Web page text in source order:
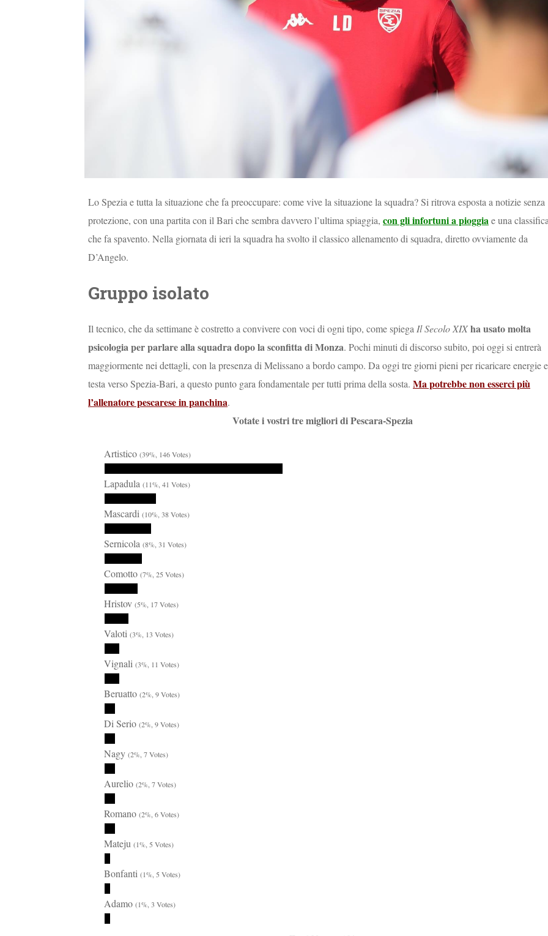
Lo Spezia e tutta la situazione che fa preoccupare: come vive la situazione la squadra? Si ritrova esposta a notizie senza
protezione, con una partita con il Bari che sembra davvero l’ultima spiaggia, con gli infortuni a pioggiae una
che fa spavento. Nella giornata di ieri la squadra ha svolto il classico allenamento di squadra, diretto ovviamente da
D’Angelo.
Gruppo isolato
Il tecnico, che da settimane è costretto a convivere con voci di ogni tipo, come spiega Il Secolo XIXha usato molta
psicologia per parlare alla squadra dopo la sconfitta di Monza. Pochi minuti di discorso subito, poi oggi si entrerà
maggiormente nei dettagli, con la presenza di Melissano a bordo campo. Da oggi tre giorni pieni per ricaricare energie e
testa verso Spezia-Bari, a questo punto gara fondamentale per tutti prima della sosta. Ma potrebbe non esserci più
l’allenatore pescarese in panchina.
Votate i vostri tre migliori di Pescara-Spezia
Artistico (39%, 146 Votes)
Lapadula (11%, 41 Votes)
Mascardi (10%, 38 Votes)
Sernicola (8%, 31 Votes)
Comotto (7%, 25 Votes)
Hristov (5%, 17 Votes)
Valoti (3%, 13 Votes)
Vignali (3%, 11 Votes)
Beruatto (2%, 9 Votes)
Di Serio (2%, 9 Votes)
Nagy (2%, 7 Votes)
Aurelio (2%, 7 Votes)
Romano (2%, 6 Votes)
Mateju (1%, 5 Votes)
Bonfanti (1%, 5 Votes)
Adamo (1%, 3 Votes)